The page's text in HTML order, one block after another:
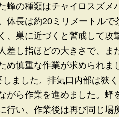
蜂の種類はチャイロスズメ
体長は約20ミリメートルで
、巣に近づくと警戒して攻
差し指ほどの大きさで、ま
め慎重な作業が求められま
ました。排気口内部は狭
がら作業を進めました。蜂
行い、作業後は再び同じ場